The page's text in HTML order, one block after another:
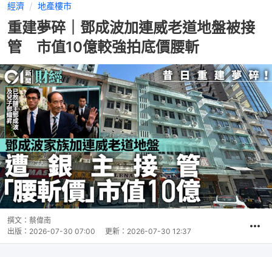
經濟 地產樓市
重建夢碎｜鄧成波加連威老道地盤被接
管 市值10億較強拍底價腰斬
撰文： 蔡偉南
出版： 2026-07-30 07:00 更新： 2026-07-30 12:37